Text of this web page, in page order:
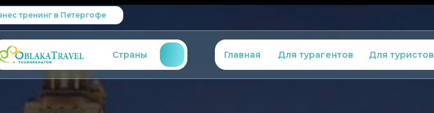
тренинг в Петергофе
Страны Главная Для турагентов Для туристов